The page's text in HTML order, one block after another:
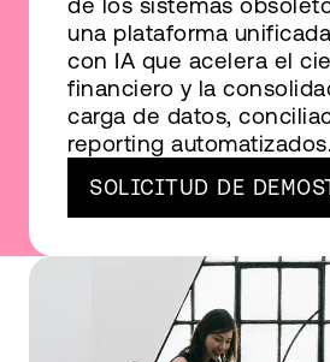
de los sistemas
una plataforma
con IA que acelera el
financiero y la
carga de datos,
reporting automatizados.
SOLICITUD DE